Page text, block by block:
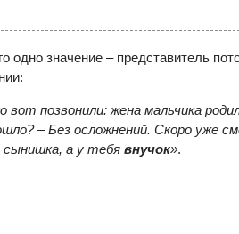
одно значение – представитель
позвонили: жена мальчика
– Без осложнений. Скоро уже
сынишка, а у тебя внучок».